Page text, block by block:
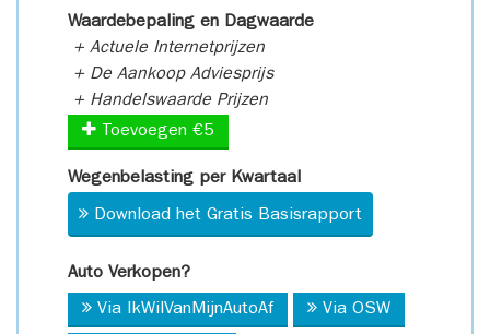
Waardebepaling en Dagwaarde
+ Actuele Internetprijzen
+ De Aankoop Adviesprijs
+ Handelswaarde Prijzen
Toevoegen €5
Wegenbelasting per Kwartaal
Download het Gratis Basisrapport
Auto Verkopen?
Via IkWilVanMijnAutoAf Via OSW